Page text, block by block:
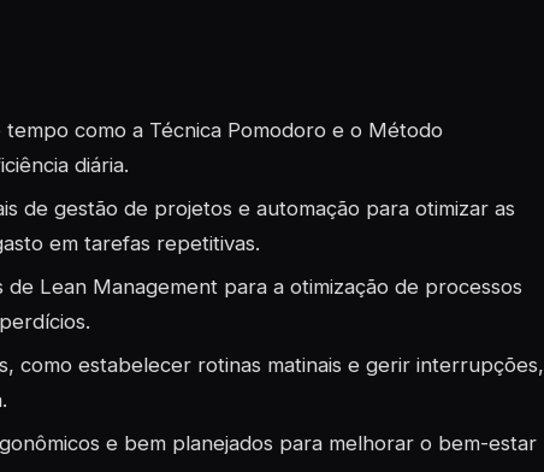
como a Técnica Pomodoro e o Método
diária.
de gestão de projetos e automação para otimizar as
em tarefas repetitivas.
de Lean Management para a otimização de processos
como estabelecer rotinas matinais e gerir interrupções,
e bem planejados para melhorar o bem-estar